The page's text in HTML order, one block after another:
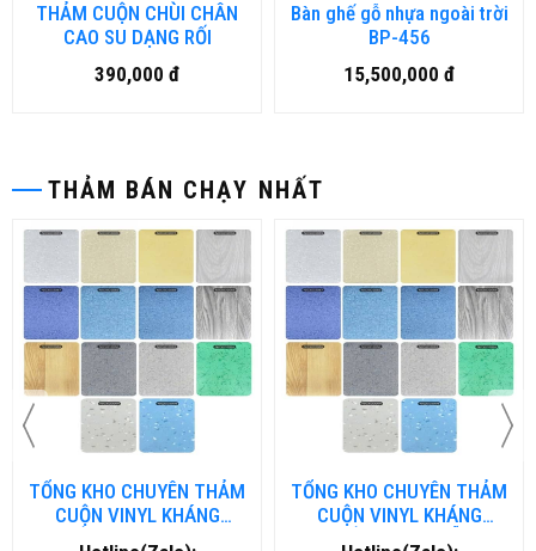
THẢM CUỘN CHÙI CHÂN
CAO SU DẠNG RỐI
390,000 đ
Bàn ghế gỗ nhựa ngoài trời
BP-456
15,500,000 đ
THẢM BÁN CHẠY NHẤT
TỔNG KHO CHUYÊN THẢM
CUỘN VINYL KHÁNG
KHUẨN TẠI NHA TRANG
TỔNG KHO CHUYÊN THẢM
CUỘN VINYL KHÁNG
KHUẨN TẠI ĐÀ NẴNG